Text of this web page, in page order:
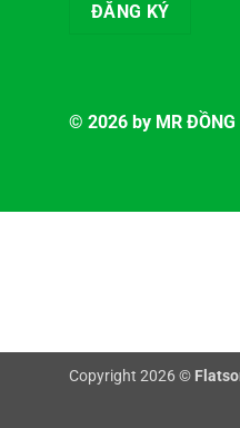
© 2026 by MR ĐỒNG
Copyright 2026 ©